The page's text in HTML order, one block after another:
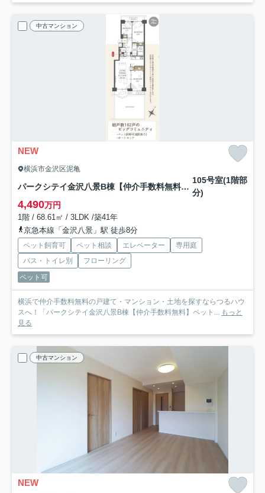
中古マンション
NEW
横浜市金沢区泥亀
パークシテイ金沢八景B棟【仲介手数料無料】ペット可♪
105号室(1階部
分)
4,490万円
1階 / 68.61㎡ / 3LDK /築41年
京急本線「金沢八景」駅 徒歩8分
ペット飼育可 ペット相談 エレベーター
専用庭
バス・トイレ別
フローリング
ペット可
横浜で仲介手数料無料の戸建て・マンション・土地を探すならつるハウ
スへ！「パークシテイ金沢八景B棟【仲介手数料無料】ペット... もっと
見る
中古マンション
NEW